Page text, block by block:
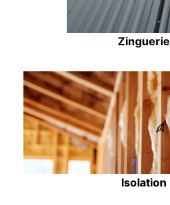
Zinguerie
Isolation